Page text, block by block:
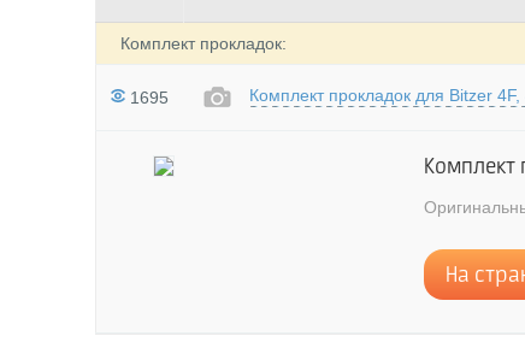
Комплект прокладок:
1695 Комплект прокладок для Bitzer
Комплект
На